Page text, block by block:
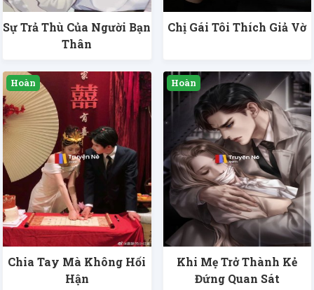
Sự Trả Thù Của Người Bạn
Thân
Chị Gái Tôi Thích Giả Vờ
Chia Tay Mà Không Hối
Hận
Khi Mẹ Trở Thành Kẻ
Đứng Quan Sát